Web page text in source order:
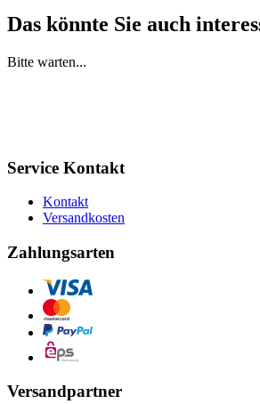
Das könnte Sie auch
Bitte warten...
Service Kontakt
Kontakt
Versandkosten
Zahlungsarten
Versandpartner